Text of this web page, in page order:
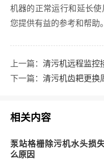
机器的正常运行和延长
您提供有益的参考和帮助。
上一篇： 清污机远程监控
下一篇： 清污机齿耙更换
相关内容
泵站格栅除污机水头损
么原因